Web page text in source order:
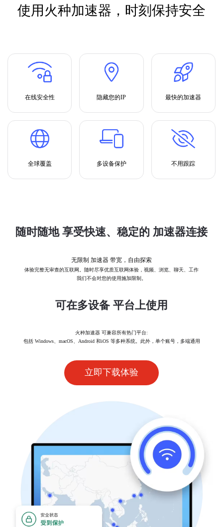
使用火种加速器，时刻保持安全
在线安全性 隐藏您的IP 最快的加速器
全球覆盖 多设备保护 不用跟踪
随时随地 享受快速、稳定的 加速器连接
无限制 加速器 带宽，自由探索
体验完整无审查的互联网。随时尽享优质互联网体验，视频、浏览、聊天、工作
我们不会对您的使用施加限制。
可在多设备 平台上使用
火种加速器 可兼容所有热门平台:
包括 Windows、macOS、Android 和iOS 等多种系统。此外，单个账号，多端通用
立即下载体验